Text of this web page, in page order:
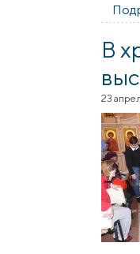
В
23